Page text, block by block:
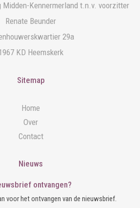
Midden-Kennermerland t.n.v. voorzitter
Renate Beunder
29a
KD Heemskerk
Sitemap
Home
Over
Contact
Nieuws
ontvangen?
voor het ontvangen van de nieuwsbrief.